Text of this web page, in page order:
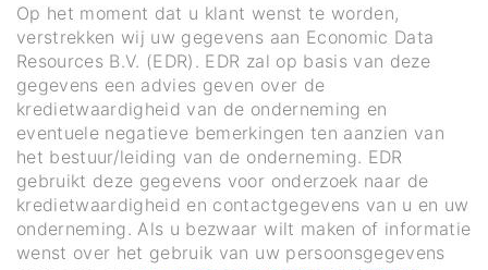
Op het moment dat u klant wenst te worden,
verstrekken wij uw gegevens aan Economic Data
Resources B.V. (EDR). EDR zal op basis van deze
gegevens een advies geven over de
kredietwaardigheid van de onderneming en
eventuele negatieve bemerkingen ten aanzien van
het bestuur/leiding van de onderneming. EDR
gebruikt deze gegevens voor onderzoek naar de
kredietwaardigheid en contactgegevens van u en uw
onderneming. Als u bezwaar wilt maken of informatie
wenst over het gebruik van uw persoonsgegevens